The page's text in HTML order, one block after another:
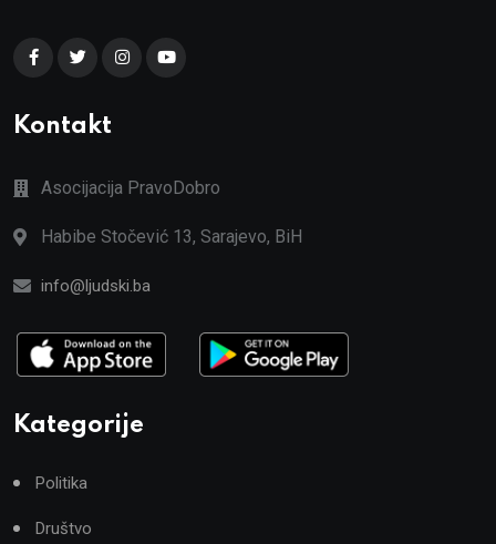
Kontakt
Asocijacija PravoDobro
Habibe Stočević 13, Sarajevo, BiH
info@ljudski.ba
Kategorije
Politika
Društvo